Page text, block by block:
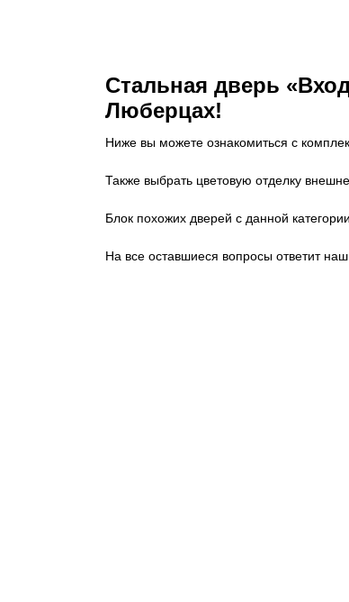
Стальная дверь
Люберцах!
Ниже вы можете ознакомиться с
Также выбрать цветовую отделку
Блок похожих дверей с данной
На все оставшиеся вопросы ответит